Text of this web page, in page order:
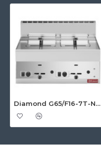
Diamond G65/F16-7T-N Ipari gázos fritőz